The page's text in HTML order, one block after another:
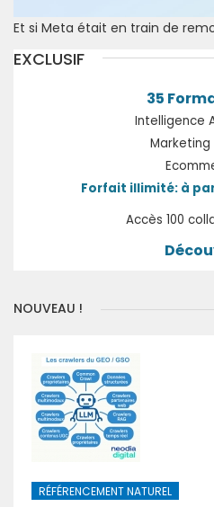
Et si Meta était en train de
EXCLUSIF
35
Intelligence
Marketing
Forfait illimité: à
Accès 100
NOUVEAU !
RÉFÉRENCEMENT NATUREL